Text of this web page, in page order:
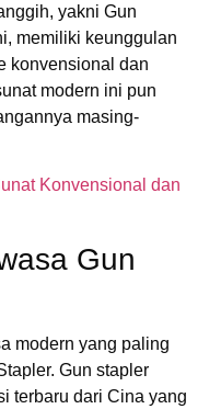
yakni Gun
memiliki keunggulan
konvensional dan
modern ini pun
masing-
Konvensional dan
Gun
modern yang paling
Gun stapler
terbaru dari Cina yang